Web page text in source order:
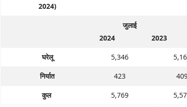
2024)
जुलाई
2024
2023
घरेलू 5,346
निर्यात 423
कुल 5,769